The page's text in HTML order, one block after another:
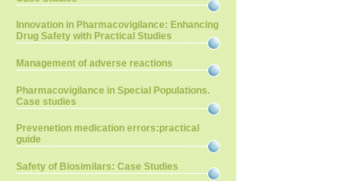
Innovation in Pharmacovigilance: Enhancing
Drug Safety with Practical Studies
Management of adverse reactions
Pharmacovigilance in Special Populations.
Case studies
Prevenetion medication errors:practical
guide
Safety of Biosimilars: Case Studies